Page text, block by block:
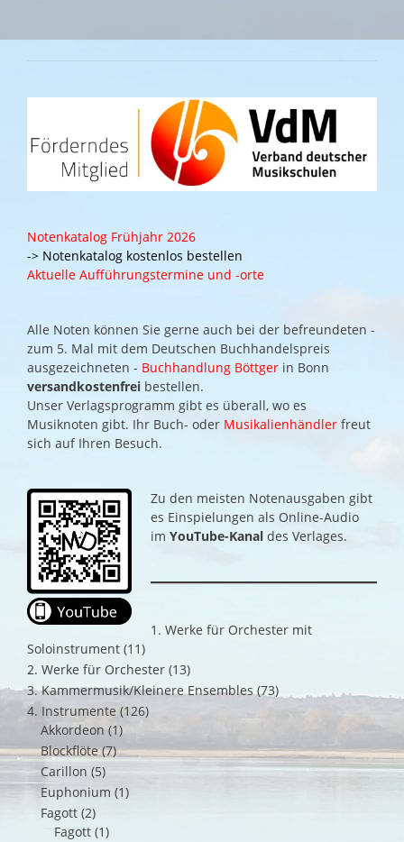
Notenkatalog Frühjahr 2026
-> Notenkatalog kostenlos bestellen
Aktuelle Aufführungstermine und -orte
Alle Noten können Sie gerne auch bei der befreundeten -
zum 5. Mal mit dem Deutschen Buchhandelspreis
ausgezeichneten - Buchhandlung Böttger in Bonn
versandkostenfrei bestellen.
Unser Verlagsprogramm gibt es überall, wo es
Musiknoten gibt. Ihr Buch- oder Musikalienhändler freut
sich auf Ihren Besuch.
Zu den meisten Notenausgaben gibt
es Einspielungen als Online-Audio
im YouTube-Kanal des Verlages.
1. Werke für Orchester mit
Soloinstrument (11)
2. Werke für Orchester (13)
3. Kammermusik/Kleinere Ensembles (73)
4. Instrumente (126)
Akkordeon (1)
Blockflöte (7)
Carillon (5)
Euphonium (1)
Fagott (2)
Fagott (1)